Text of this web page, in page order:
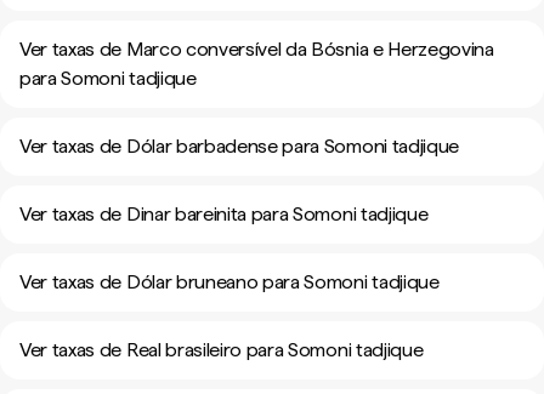
Ver taxas de Marco conversível da Bósnia e Herzegovina
para Somoni tadjique
Ver taxas de Dólar barbadense para Somoni tadjique
Ver taxas de Dinar bareinita para Somoni tadjique
Ver taxas de Dólar bruneano para Somoni tadjique
Ver taxas de Real brasileiro para Somoni tadjique